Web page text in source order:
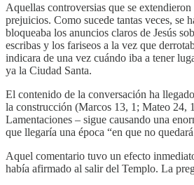
Aquellas controversias que se
prejuicios. Como sucede tantas veces, se
bloqueaba los anuncios claros de Jesús
escribas y los fariseos a la vez que
indicara de una vez cuándo iba a tener
ya la Ciudad Santa.
El contenido de la conversación ha
la construcción (Marcos 13, 1; Mateo 24,
Lamentaciones – sigue causando una
que llegaría una época “en que no
Aquel comentario tuvo un efecto
había afirmado al salir del Templo. La